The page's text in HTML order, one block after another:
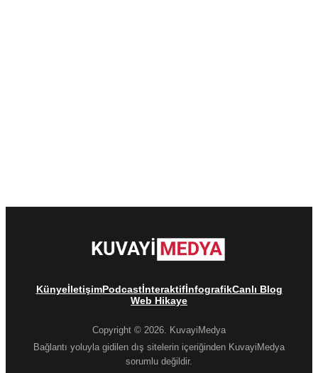
KünyeİletişimPodcastİnteraktifİnfografikCanlı Blog
Web Hikaye
Copyright © 2026. KuvayiMedya
Bağlantı yoluyla gidilen dış sitelerin içeriğinden KuvayiMedya
sorumlu değildir.